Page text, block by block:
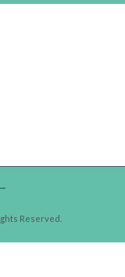
Reserved.